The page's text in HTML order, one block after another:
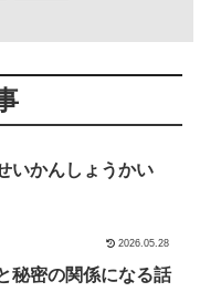
いかんしょうかい
2026.05.28
秘密の関係になる話